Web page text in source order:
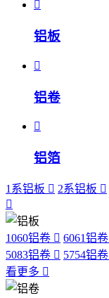
铝板
铝卷
铝箔
1系铝板 2系铝板
1060铝卷 6061铝卷
5083铝卷
5754铝卷
看更多